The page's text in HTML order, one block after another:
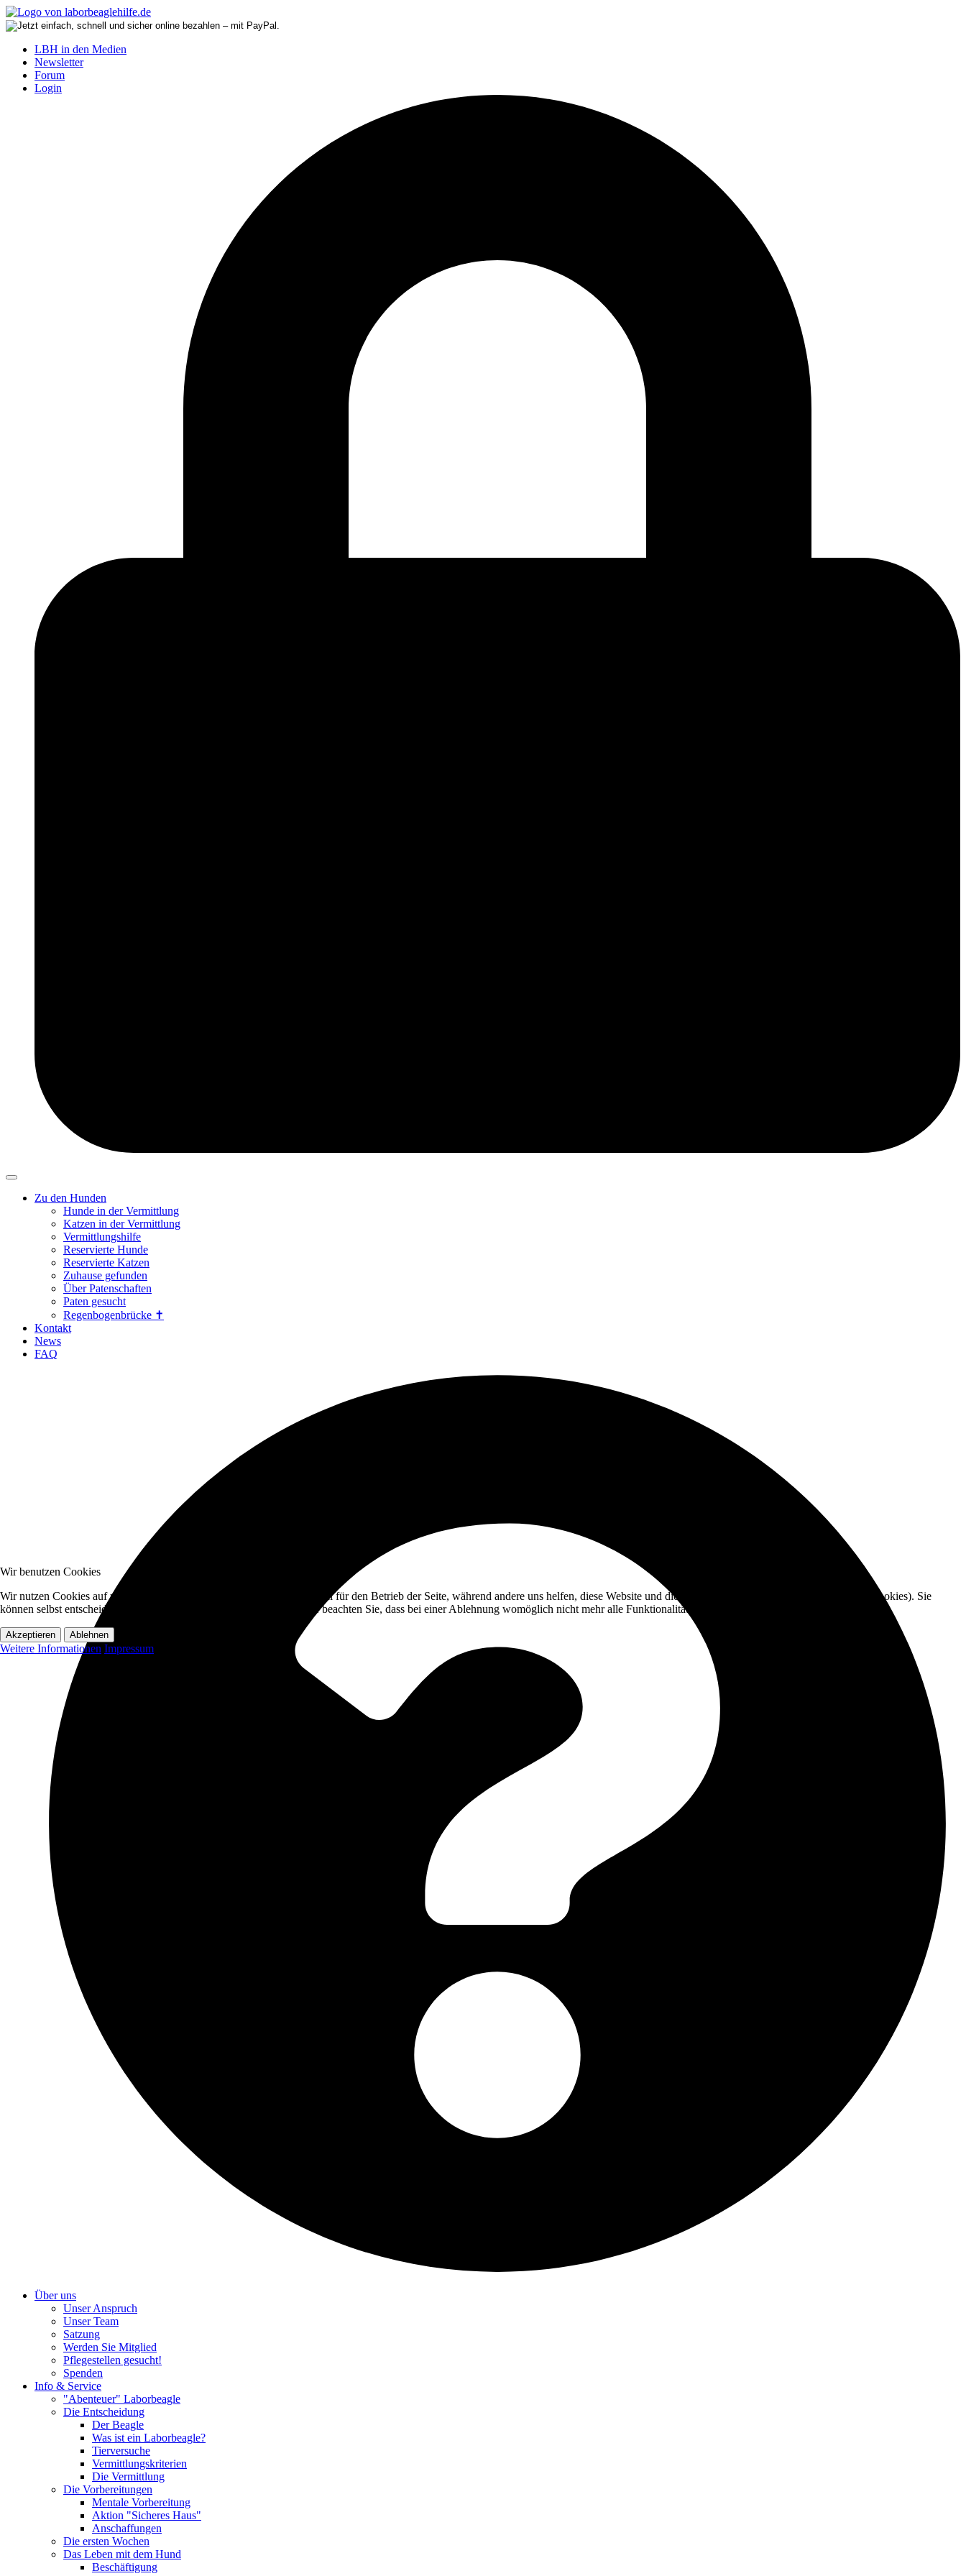
LBH in den Medien
Newsletter
Forum
Login
Zu den Hunden
Hunde in der Vermittlung
Katzen in der Vermittlung
Vermittlungshilfe
Reservierte Hunde
Reservierte Katzen
Zuhause gefunden
Über Patenschaften
Paten gesucht
Regenbogenbrücke ✝
Kontakt
News
FAQ
Über uns
Unser Anspruch
Unser Team
Satzung
Werden Sie Mitglied
Pflegestellen gesucht!
Spenden
Info & Service
"Abenteuer" Laborbeagle
Die Entscheidung
Der Beagle
Was ist ein Laborbeagle?
Tierversuche
Vermittlungskriterien
Die Vermittlung
Die Vorbereitungen
Mentale Vorbereitung
Aktion "Sicheres Haus"
Anschaffungen
Die ersten Wochen
Das Leben mit dem Hund
Beschäftigung
Wir benutzen Cookies
Wir nutzen Cookies auf unserer Website. Einige von ihnen sind essenziell für den Betrieb der Seite, während andere uns helfen, diese Website und die Nutzererfahrung zu verbessern (Tracking Cookies). Sie
können selbst entscheiden, ob Sie die Cookies zulassen möchten. Bitte beachten Sie, dass bei einer Ablehnung womöglich nicht mehr alle Funktionalitäten der Seite zur Verfügung stehen.
Akzeptieren Ablehnen
Weitere Informationen Impressum